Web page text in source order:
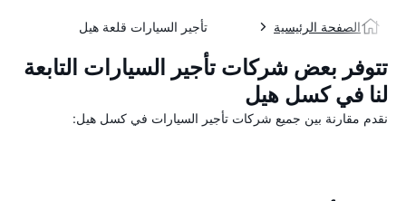
الصفحة الرئيسية تأجير السيارات قلعة هيل
تتوفر بعض شركات تأجير السيارات التابعة
لنا في کسل هیل
نقدم مقارنة بين جميع شركات تأجير السيارات في کسل هیل: